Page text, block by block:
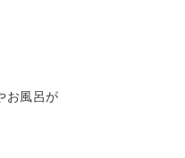
お風呂が